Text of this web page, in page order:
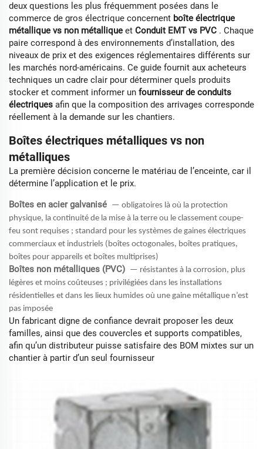
deux questions les plus fréquemment posées dans le
commerce de gros électrique concernent boîte électrique
métallique vs non métallique et Conduit EMT vs PVC . Chaque
paire correspond à des environnements d’installation, des
niveaux de prix et des exigences réglementaires différents sur
les marchés nord-américains. Ce guide fournit aux acheteurs
techniques un cadre clair pour déterminer quels produits
stocker et comment informer un fournisseur de conduits
électriques afin que la composition des arrivages corresponde
réellement à la demande sur les chantiers.
Boîtes électriques métalliques vs non
métalliques
La première décision concerne le matériau de l’enceinte, car il
détermine l’application et le prix.
Boîtes en acier galvanisé — obligatoires là où la protection
physique, la continuité de la mise à la terre ou le classement coupe-
feu sont requises ; standard pour les systèmes de gaines électriques
commerciaux et industriels (boîtes octogonales, boîtes pratiques,
boîtes pour appareils et boîtes multiprises)
Boîtes non métalliques (PVC) — résistantes à la corrosion, plus
légères et moins coûteuses ; privilégiées dans les installations
résidentielles et dans les lieux humides où une gaine métallique n’est
pas imposée
Un fabricant digne de confiance devrait proposer les deux
familles, ainsi que des couvercles et supports compatibles,
afin qu’un distributeur puisse satisfaire des BOM mixtes sur un
chantier à partir d’un seul fournisseur